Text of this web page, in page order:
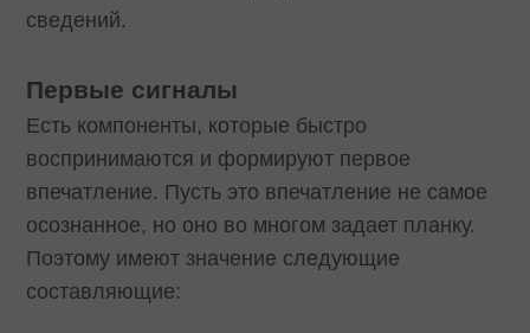
сведений.
Первые сигналы
Есть компоненты, которые быстро
воспринимаются и формируют первое
впечатление. Пусть это впечатление не самое
осознанное, но оно во многом задает планку.
Поэтому имеют значение следующие
составляющие: